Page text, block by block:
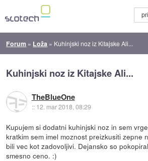
Forum » Loža » Kuhinjski noz iz Kitajske Ali...
Kuhinjski noz iz Kitajske Ali...
TheBlueOne
:: 12. mar 2018, 08:29
Kupujem si dodatni kuhinjski noz in sem
kratkim sem imel moznost preizkusiti zepne
bili vec kot zadovoljivi. Dejansko so
smesno ceno. :)